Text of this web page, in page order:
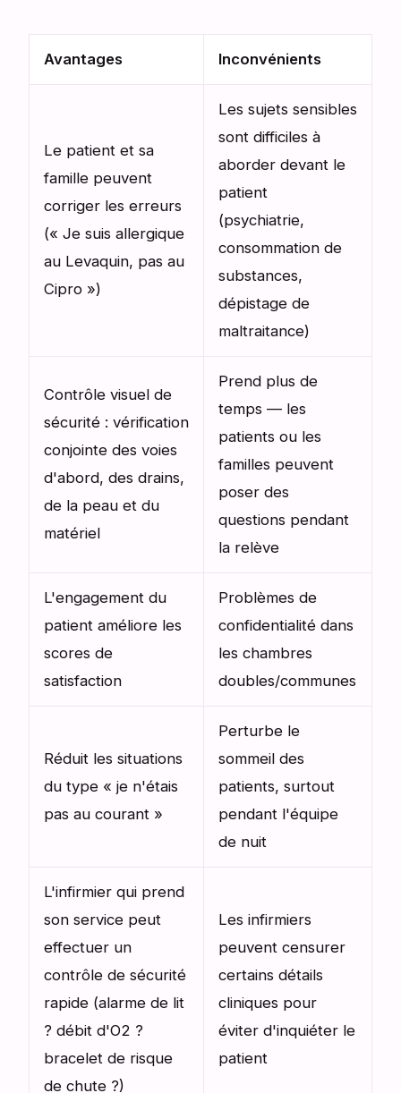
Avantages Inconvénients
Le patient et sa
famille peuvent
corriger les erreurs
(« Je suis allergique
au Levaquin, pas au
Cipro »)
Les sujets sensibles
sont difficiles à
aborder devant le
patient
(psychiatrie,
consommation de
substances,
dépistage de
maltraitance)
Contrôle visuel de
sécurité : vérification
conjointe des voies
d'abord, des drains,
de la peau et du
matériel
Prend plus de
temps — les
patients ou les
familles peuvent
poser des
questions pendant
la relève
L'engagement du
patient améliore les
scores de
satisfaction
Problèmes de
confidentialité dans
les chambres
doubles/communes
Réduit les situations
du type « je n'étais
pas au courant »
Perturbe le
sommeil des
patients, surtout
pendant l'équipe
de nuit
L'infirmier qui prend
son service peut
effectuer un
contrôle de sécurité
rapide (alarme de lit
? débit d'O2 ?
bracelet de risque
de chute ?)
Les infirmiers
peuvent censurer
certains détails
cliniques pour
éviter d'inquiéter le
patient